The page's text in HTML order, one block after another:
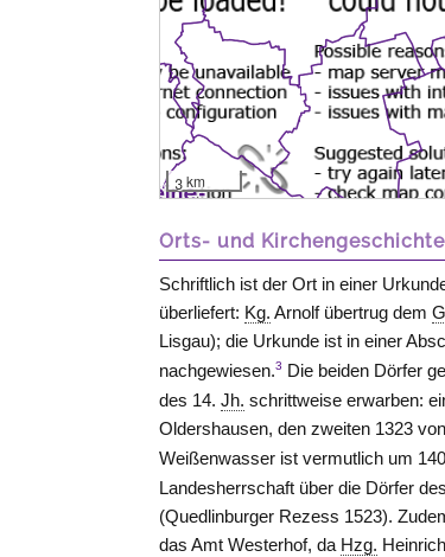
3 km
Orts- und Kirchengeschichte
Schriftlich ist der Ort in einer
überliefert: Kg. Arnolf übertrug dem
Lisgau); die Urkunde ist in einer
nachgewiesen.3 Die beiden Dörfer
des 14.Jh. schrittweise erwarben:
Oldershausen, den zweiten 1323
Weißenwasser ist vermutlich um
Landesherrschaft über die Dörfer
(Quedlinburger Rezess 1523).
das AmtWesterhof, da Hzg.